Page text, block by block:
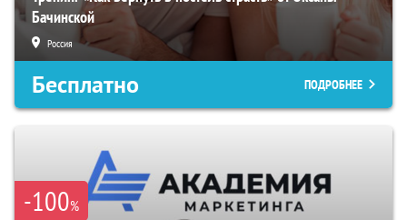
Бачинской
Россия
Бесплатно ПОДРОБНЕЕ
-100%